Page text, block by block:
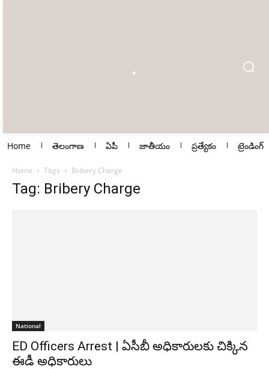
Home తెలంగాణ ఏపీ జాతీయం ప్రత్యేకం ట్రెండింగ్
Home Tags Bribery Charge
Tag: Bribery Charge
National
ED Officers Arrest | ఏసీబీ అధికారులకు చిక్కిన
ఈడీ అధికారులు